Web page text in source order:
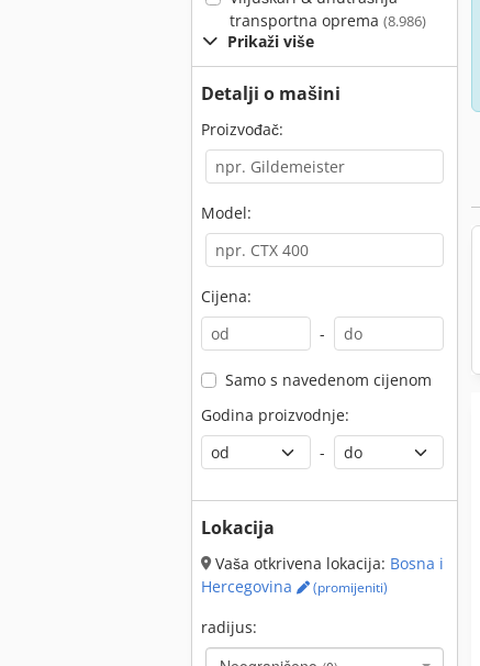
transportna oprema (8.986)
Prikaži više
Detalji o mašini
Proizvođač:
Model:
Cijena:
-
Samo s navedenom cijenom
Godina proizvodnje:
-
Lokacija
Vaša otkrivena lokacija: Bosna i
Hercegovina
(promijeniti)
radijus: